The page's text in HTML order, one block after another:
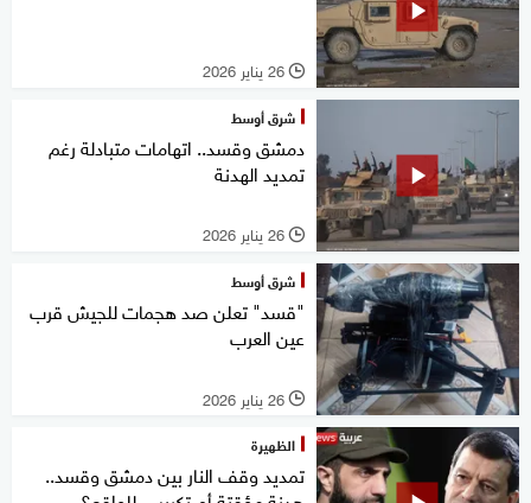
l 26 يناير 2026
شرق أوسط
دمشق وقسد.. اتهامات متبادلة رغم
تمديد الهدنة
l 26 يناير 2026
شرق أوسط
"قسد" تعلن صد هجمات للجيش قرب
عين العرب
l 26 يناير 2026
الظهيرة
تمديد وقف النار بين دمشق وقسد..